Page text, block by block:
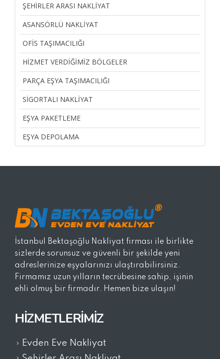
ŞEHIRLER ARASI NAKLIYAT
ASANSÖRLÜ NAKLIYAT
OFIS TAŞIMACILIĞI
HIZMET VERDIĞIMIZ BÖLGELER
PARÇA EŞYA TAŞIMACILIĞI
SIGORTALI NAKLIYAT
EŞYA PAKETLEME
EŞYA DEPOLAMA
İstanbul Bektaşoğlu Nakliyat firması ile birlikte
sizlerde sorunsuz ve güvenli bir şekilde yeni
adreslerinize eşyalarınızı ulaştırabilirsiniz.
Firmamız uzun yılların tecrübesine sahip, işinin
ehli olmuş bir firmadır. Hemen bize ulaşın!
HIZMETLERIMIZ
Evden Eve Nakliyat